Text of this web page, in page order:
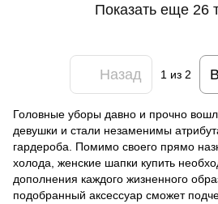
Показать еще 26
Назад 1из 2
Головные уборы давно и прочно
девушки и стали незаменимы
гардероба. Помимо своего прямо
холода, женские шапки купить
дополнения каждого жизненного
подобранный аксессуар сможет